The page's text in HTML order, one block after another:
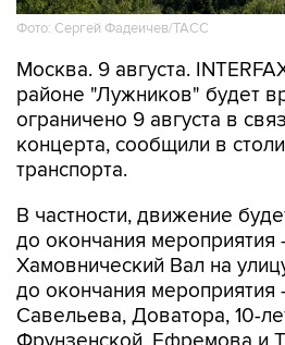
Фото: Сергей Фадеичев/ТАСС
Москва. 9 августа.
районе "Лужников" будет
ограничено 9 августа в
концерта, сообщили в
транспорта.
В частности, движение
до окончания мероприятия
Хамовнический Вал на
до окончания мероприятия
Савельева, Доватора, 10-